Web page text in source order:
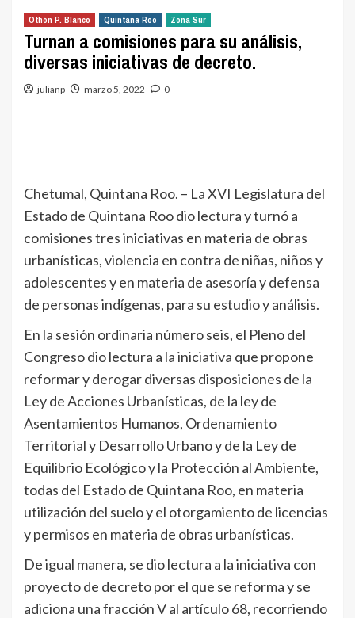
Othón P. Blanco Quintana Roo Zona Sur
Turnan a comisiones para su análisis,
diversas iniciativas de decreto.
julianp marzo 5, 2022 0
Chetumal, Quintana Roo. – La XVI Legislatura del
Estado de Quintana Roo dio lectura y turnó a
comisiones tres iniciativas en materia de obras
urbanísticas, violencia en contra de niñas, niños y
adolescentes y en materia de asesoría y defensa
de personas indígenas, para su estudio y análisis.
En la sesión ordinaria número seis, el Pleno del
Congreso dio lectura a la iniciativa que propone
reformar y derogar diversas disposiciones de la
Ley de Acciones Urbanísticas, de la ley de
Asentamientos Humanos, Ordenamiento
Territorial y Desarrollo Urbano y de la Ley de
Equilibrio Ecológico y la Protección al Ambiente,
todas del Estado de Quintana Roo, en materia
utilización del suelo y el otorgamiento de licencias
y permisos en materia de obras urbanísticas.
De igual manera, se dio lectura a la iniciativa con
proyecto de decreto por el que se reforma y se
adiciona una fracción V al artículo 68, recorriendo